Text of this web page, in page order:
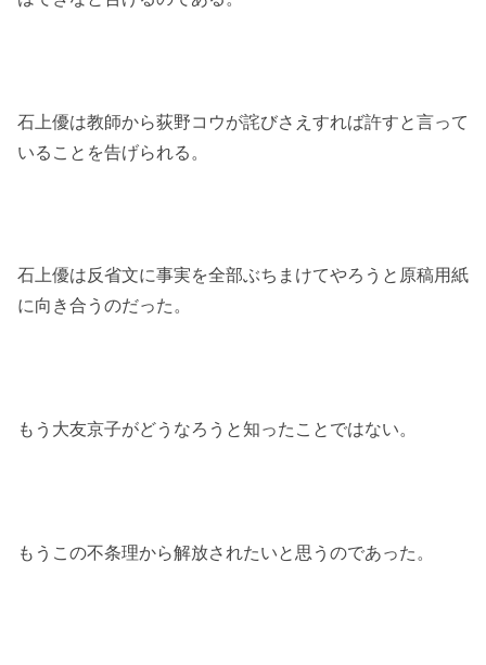
石上優は教師から荻野コウが詫びさえすれば許すと言って
いることを告げられる。
石上優は反省文に事実を全部ぶちまけてやろうと原稿用紙
に向き合うのだった。
もう大友京子がどうなろうと知ったことではない。
もうこの不条理から解放されたいと思うのであった。